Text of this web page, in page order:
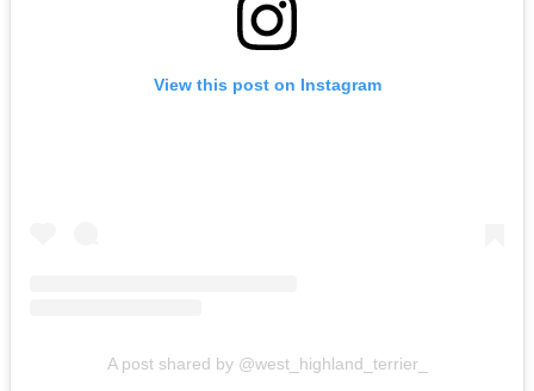
View this post on Instagram
A post shared by @west_highland_terrier_